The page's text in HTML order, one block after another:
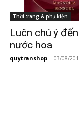
Thời trang & phụ kiện
Luôn chú ý
nước hoa
quytranshop - 03/08/